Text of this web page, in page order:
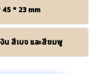
45 * 23 mm
น สีเบจ และสีชมพู